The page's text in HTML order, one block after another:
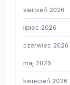
sierpień 2026
lipiec 2026
czerwiec 2026
maj 2026
kwiecień 2026